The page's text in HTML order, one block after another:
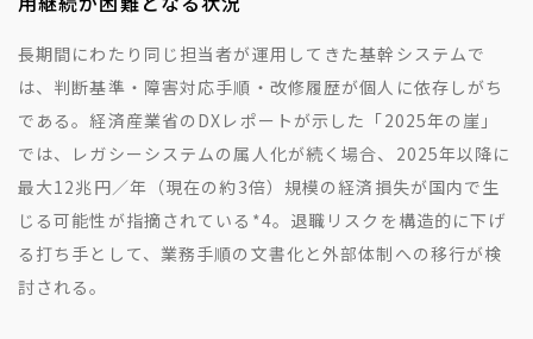
長期間にわたり同じ担当者が運用してきた基幹システムで
は、判断基準・障害対応手順・改修履歴が個人に依存しがち
である。経済産業省のDXレポートが示した「2025年の崖」
では、レガシーシステムの属人化が続く場合、2025年以降に
最大12兆円／年（現在の約3倍）規模の経済損失が国内で生
じる可能性が指摘されている *4。退職リスクを構造的に下げ
る打ち手として、業務手順の文書化と外部体制への移行が検
討される。